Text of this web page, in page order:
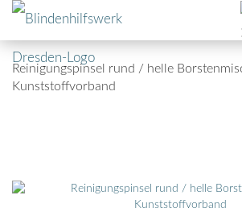
Reinigungspinsel rund / helle
Kunststoffvorband